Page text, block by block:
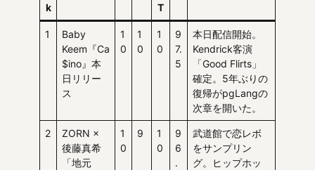
k
T
1
Baby
Keem『Ca
$ino』本
日リリー
ス
1
0
1
0
1
0
9
7.
5
本日配信開始。
Kendrick客演
「Good Flirts」
確定。5年ぶりの
復帰がpgLangの
次章を開いた。
2
ZORN ×
後藤真希
「地元
1
0
9
1
0
9
6
.
武道館で恋レボ
をサンプリン
グ。ヒップホッ